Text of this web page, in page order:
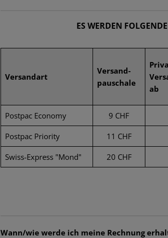
NÄSSESCHUTZJACKEN
SMOCKS
ELLENBOGENSCHONER
TACTICAL SHIRTS
BASELAYER HOSEN
KNIESCHONER
TACTICAL JEANS
UTILITY POUCHES
DUMP POUCHES
MEDIC POUCHES
UHREN
WERKZEUGE
MESSER
UNIVERSAL LOOP
FEUERZEUGE
MICROFASER-
IR
PATCHES
VITAL-
SERVICE-
PATCHES
WOVEN
FLAGGEN-
PATCHES
VITAL-
PATCHES
SERVICE-
ES WERDEN
Versandart
Versand-
pauschale
ab
Postpac Economy 9 CHF
Postpac Priority 11 CHF
Swiss-Express "Mond" 20 CHF
Wann/wie werde ich meine Rechnung